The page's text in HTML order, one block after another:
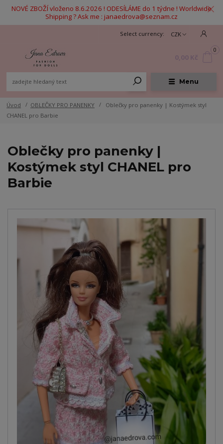
NOVÉ ZBOŽÍ vloženo 8.6.2026 ! ODESÍLÁME do 1 týdne ! Worldwide
Shipping ? Ask me : janaedrova@seznam.cz
Menu
CZK
0
Úvod OBLEČKY PRO PANENKY
Oblečky pro panenky | Kostýmek styl
CHANEL pro Barbie
Oblečky pro panenky |
Kostýmek styl CHANEL pro
Barbie